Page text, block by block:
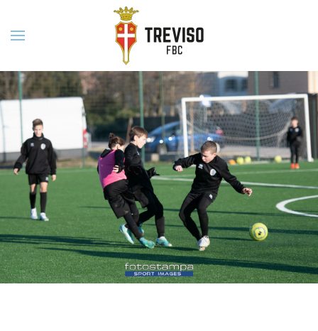
Skip to main content